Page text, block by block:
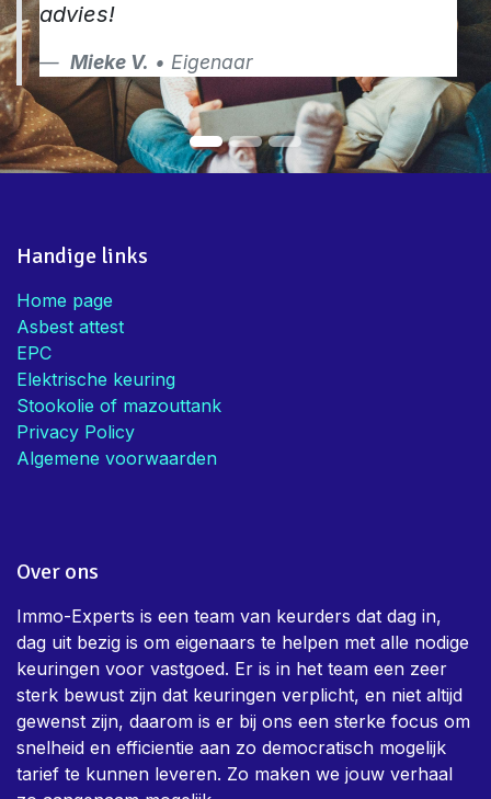
advies!
Mieke V. • Eigenaar
Handige links
Home page
Asbest attest
EPC
Elektrische keuring
Stookolie of mazouttank
Privacy Policy
Algemene voorwaarden
Over ons
Immo-Experts is een team van keurders dat dag in,
dag uit bezig is om eigenaars te helpen met alle nodige
keuringen voor vastgoed. Er is in het team een zeer
sterk bewust zijn dat keuringen verplicht, en niet altijd
gewenst zijn, daarom is er bij ons een sterke focus om
snelheid en efficientie aan zo democratisch mogelijk
tarief te kunnen leveren. Zo maken we jouw verhaal